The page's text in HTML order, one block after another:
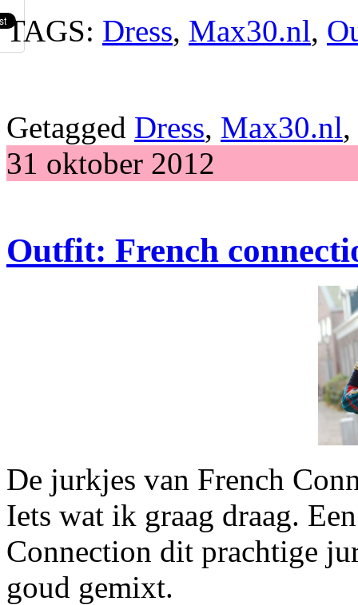
TAGS: Dress, Max30.nl,
Getagged Dress, Max30.nl,
31 oktober 2012
Outfit: French
De jurkjes van French
Iets wat ik graag draag.
Connection dit prachtige
goud gemixt.